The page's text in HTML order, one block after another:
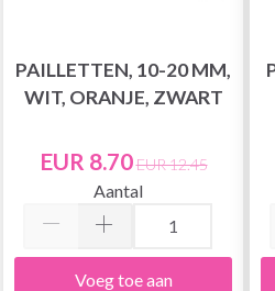
PAILLETTEN, 10-20 MM,
WIT, ORANJE, ZWART
EUR 8.70EUR 12.45
Aantal
Voeg toe aan